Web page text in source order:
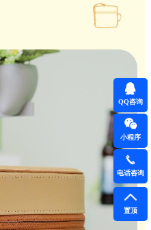
QQ咨询
小程序
电话咨询
置顶